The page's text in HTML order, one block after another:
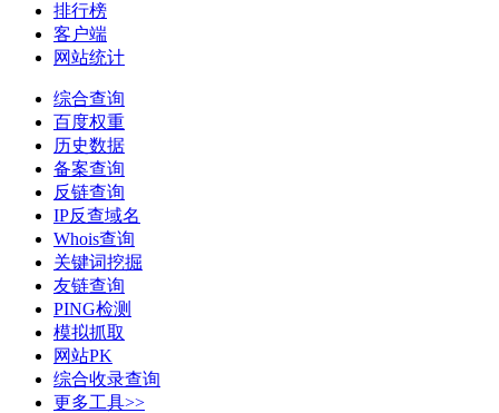
排行榜
客户端
网站统计
综合查询
百度权重
历史数据
备案查询
反链查询
IP反查域名
Whois查询
关键词挖掘
友链查询
PING检测
模拟抓取
网站PK
综合收录查询
更多工具>>